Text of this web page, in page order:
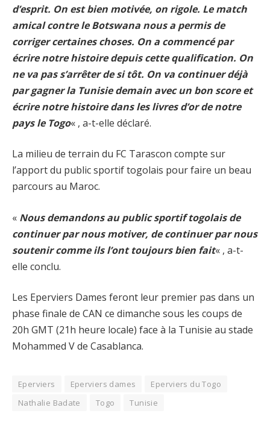
d’esprit. On est bien motivée, on rigole. Le match
amical contre le Botswana nous a permis de
corriger certaines choses. On a commencé par
écrire notre histoire depuis cette qualification. On
ne va pas s’arrêter de si tôt. On va continuer déjà
par gagner la Tunisie demain avec un bon score et
écrire notre histoire dans les livres d’or de notre
pays le Togo« , a-t-elle déclaré.
La milieu de terrain du FC Tarascon compte sur
l’apport du public sportif togolais pour faire un beau
parcours au Maroc.
« Nous demandons au public sportif togolais de
continuer par nous motiver, de continuer par nous
soutenir comme ils l’ont toujours bien fait« , a-t-
elle conclu.
Les Eperviers Dames feront leur premier pas dans un
phase finale de CAN ce dimanche sous les coups de
20h GMT (21h heure locale) face à la Tunisie au stade
Mohammed V de Casablanca.
Eperviers Eperviers dames
Eperviers du Togo
Nathalie Badate
Togo Tunisie